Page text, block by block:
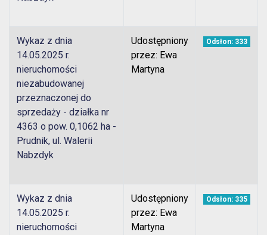
Wykaz z dnia
14.05.2025 r.
nieruchomości
niezabudowanej
przeznaczonej do
sprzedaży - działka nr
4363 o pow. 0,1062 ha -
Prudnik, ul. Walerii
Nabzdyk
Udostępniony
przez: Ewa
Martyna
Odsłon: 333
Wykaz z dnia
14.05.2025 r.
nieruchomości
Udostępniony
przez: Ewa
Martyna
Odsłon: 335